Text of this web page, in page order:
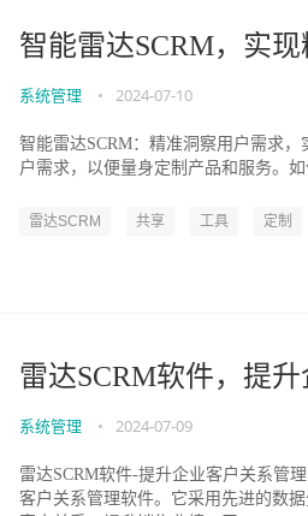
智能雷达SCRM，实
系统管理 • 2024-07-10
智能雷达SCRM：精准洞察用户需求
户需求，以便量身定制产品和服务。
雷达SCRM 共享 工具 定制
雷达SCRM软件，提
系统管理 • 2024-07-09
雷达SCRM软件-提升企业客户关系管
客户关系管理软件。它采用先进的数